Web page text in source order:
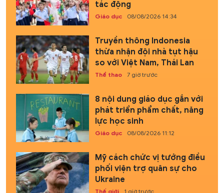
tác động
Giáo dục 08/08/2026 14:34
Truyền thông Indonesia
thừa nhận đội nhà tụt hậu
so với Việt Nam, Thái Lan
Thể thao 7 giờ trước
8 nội dung giáo dục gắn với
phát triển phẩm chất, năng
lực học sinh
Giáo dục 08/08/2026 11:12
Mỹ cách chức vị tướng điều
phối viện trợ quân sự cho
Ukraine
Thế giới 1 giờ trước